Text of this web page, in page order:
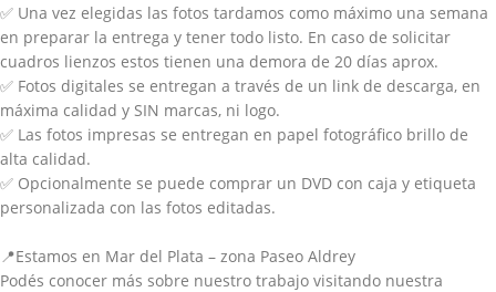
✅ Una vez elegidas las fotos tardamos como máximo una semana
en preparar la entrega y tener todo listo. En caso de solicitar
cuadros lienzos estos tienen una demora de 20 días aprox.
✅ Fotos digitales se entregan a través de un link de descarga, en
máxima calidad y SIN marcas, ni logo.
✅ Las fotos impresas se entregan en papel fotográfico brillo de
alta calidad.
✅ Opcionalmente se puede comprar un DVD con caja y etiqueta
personalizada con las fotos editadas.
📍Estamos en Mar del Plata – zona Paseo Aldrey
Podés conocer más sobre nuestro trabajo visitando nuestra